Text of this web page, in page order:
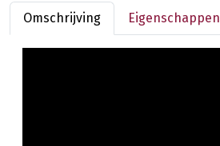
Omschrijving Eigenschappen